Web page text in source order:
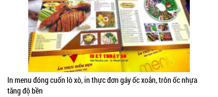
In menu đóng cuốn lò xò, in thực đơn gáy ốc xoắn, trôn ốc nhựa
tăng độ bền